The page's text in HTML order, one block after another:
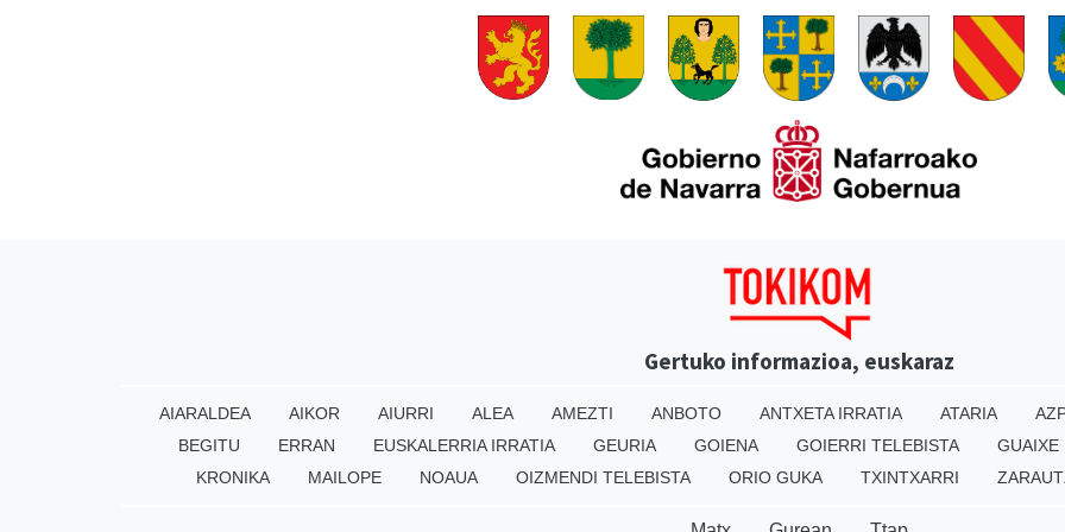
Gertuko informazioa, euskaraz
AIARALDEA AIKOR AIURRI ALEA AMEZTI ANBOTO ANTXETA IRRATIA ATARIA
BEGITU
ERRAN EUSKALERRIA IRRATIA GEURIA GOIENA GOIERRI TELEBISTA
GUAIXE
KRONIKA
MAILOPE NOAUA OIZMENDI TELEBISTA ORIO GUKA TXINTXARRI